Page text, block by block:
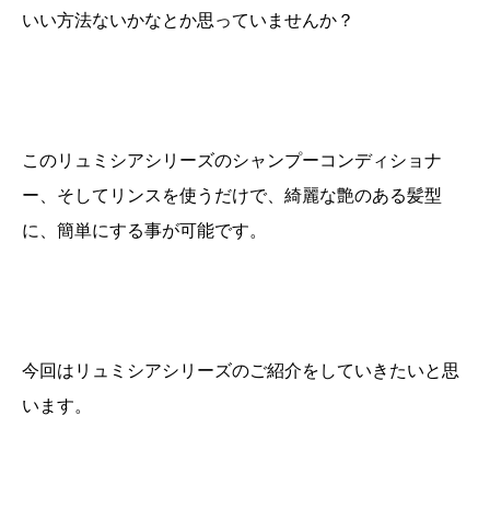
いい方法ないかなとか思っていませんか？
このリュミシアシリーズのシャンプーコンディショナ
ー、そしてリンスを使うだけで、綺麗な艶のある髪型
に、簡単にする事が可能です。
今回はリュミシアシリーズのご紹介をしていきたいと思
います。